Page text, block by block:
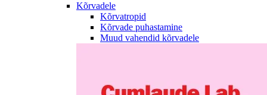
Kõrvadele
Kõrvatropid
Kõrvade puhastamine
Muud vahendid kõrvadele